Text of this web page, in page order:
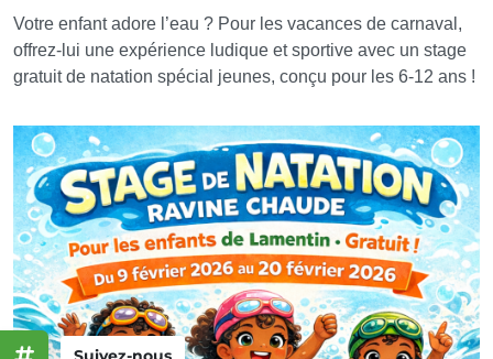
Votre enfant adore l’eau ? Pour les vacances de carnaval,
offrez-lui une expérience ludique et sportive avec un stage
gratuit de natation spécial jeunes, conçu pour les 6-12 ans !